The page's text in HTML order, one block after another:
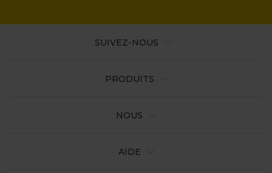
PRODUITS
NOUS
AIDE
SUIVEZ-NOUS